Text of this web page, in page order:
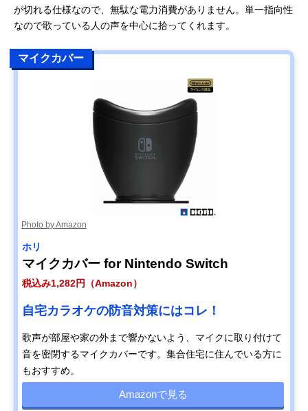
が切れる仕様なので、無駄な電力消費がありません。単一指向性
なので歌っている人の声を中心に拾ってくれます。
マイクカバー
Photo by Amazon
ホリ
マイクカバー for Nintendo Switch
税込み1,282円（Amazon）
自宅カラオケの防音対策にはコレ！
歌声が部屋や家の外まで響かないよう、マイクに取り付けて
音を密閉するマイクカバーです。集合住宅に住んでいる方に
もおすすめ。
Amazonで見る